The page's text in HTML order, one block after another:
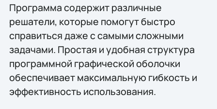
Программа содержит различные
решатели, которые помогут быстро
справиться даже с самыми сложными
задачами. Простая и удобная структура
программной графической оболочки
обеспечивает максимальную гибкость и
эффективность использования.